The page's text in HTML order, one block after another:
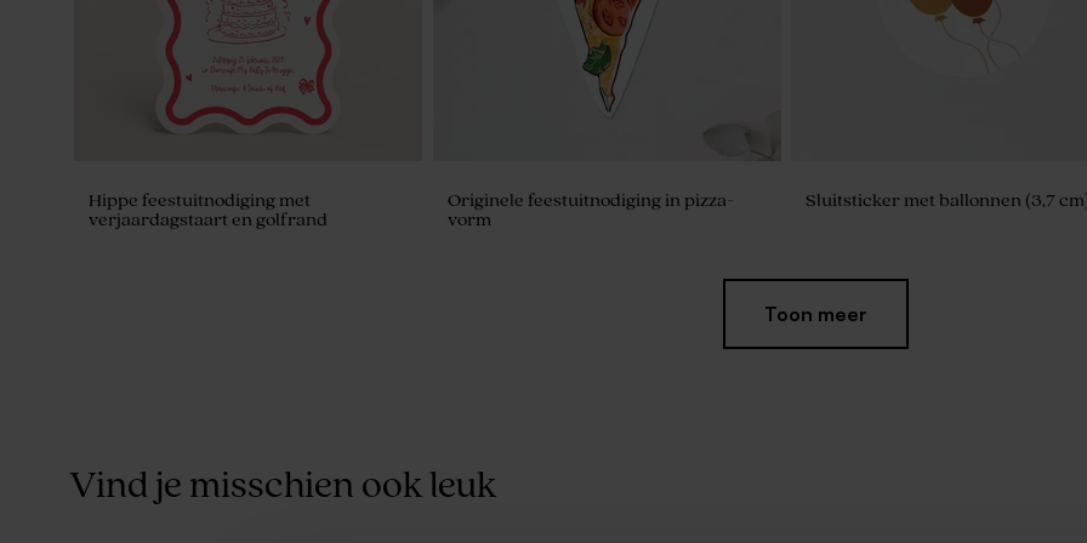
Hippe feestuitnodiging met
verjaardagstaart en golfrand
Originele feestuitnodiging in pizza-
vorm
Sluitsticker met ballonnen (3,7
Toon meer
Vind je misschien ook leuk